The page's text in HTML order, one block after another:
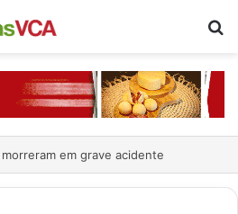
em grave acidente